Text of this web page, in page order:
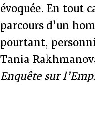
évoquée. En tout
parcours d’un
pourtant,
Tania
Enquête sur